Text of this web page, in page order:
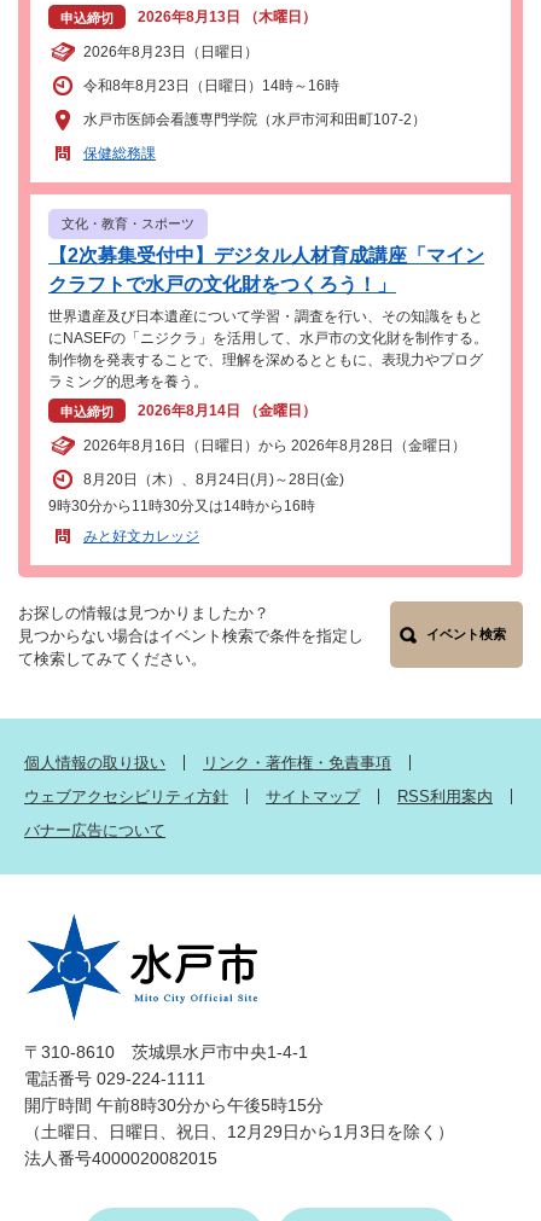
申込締切 2026年8月13日 （木曜日）
2026年8月23日（日曜日）
令和8年8月23日（日曜日）14時～16時
水戸市医師会看護専門学院（水戸市河和田町107-2）
保健総務課
文化・教育・スポーツ
【2次募集受付中】デジタル人材育成講座「マイン
クラフトで水戸の文化財をつくろう！」
世界遺産及び日本遺産について学習・調査を行い、その知識をもと
にNASEFの「ニジクラ」を活用して、水戸市の文化財を制作する。
制作物を発表することで、理解を深めるとともに、表現力やプログ
ラミング的思考を養う。
申込締切 2026年8月14日 （金曜日）
2026年8月16日（日曜日）から 2026年8月28日（金曜日）
8月20日（木）、8月24日(月)～28日(金)
9時30分から11時30分又は14時から16時
みと好文カレッジ
お探しの情報は見つかりましたか？
見つからない場合はイベント検索で条件を指定し
て検索してみてください。
イベント検索
個人情報の取り扱い
リンク・著作権・免責事項
ウェブアクセシビリティ方針
サイトマップ
RSS利用案内
バナー広告について
〒310-8610 茨城県水戸市中央1-4-1
電話番号 029-224-1111
開庁時間 午前8時30分から午後5時15分
（土曜日、日曜日、祝日、12月29日から1月3日を除く）
法人番号4000020082015